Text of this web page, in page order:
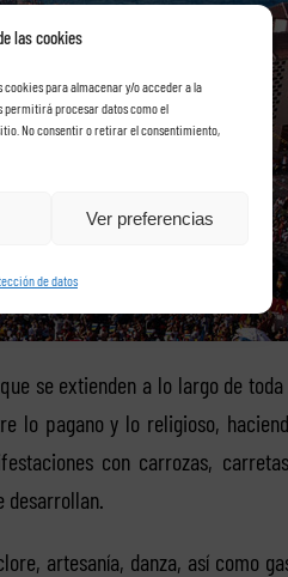
las cookies
para almacenar y/o acceder a la
permitirá procesar datos como el
No consentir o retirar el consentimiento,
Ver preferencias
de datos
se extienden a lo largo de
lo pagano y lo religioso,
con carrozas,
desarrollan.
artesanía, danza, así como